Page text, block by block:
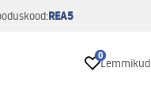
REA5
0
Lemmikud